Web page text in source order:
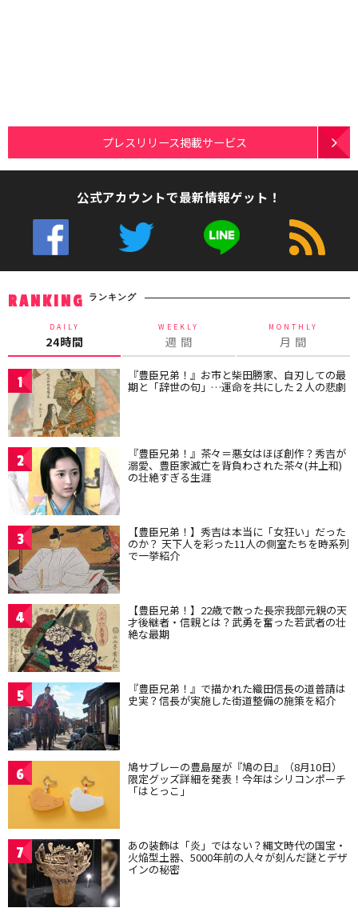
プレスリリース掲載サービス
公式アカウントで最新情報ゲット！
RANKING ランキング
DAILY
24時間
WEEKLY
週 間
MONTHLY
月 間
1 『豊臣兄弟！』お市と柴田勝家、自刃しての最
期と「辞世の句」…運命を共にした２人の悲劇
2 『豊臣兄弟！』茶々＝悪女はほぼ創作？秀吉が
溺愛、豊臣家滅亡を背負わされた茶々(井上和)
の壮絶すぎる生涯
3 【豊臣兄弟！】秀吉は本当に「女狂い」だった
のか？ 天下人を彩った11人の側室たちを時系列
で一挙紹介
4 【豊臣兄弟！】22歳で散った長宗我部元親の天
才後継者・信親とは？武勇を奮った若武者の壮
絶な最期
5 『豊臣兄弟！』で描かれた織田信長の道普請は
史実？信長が実施した街道整備の施策を紹介
6 鳩サブレーの豊島屋が『鳩の日』（8月10日）
限定グッズ詳細を発表！今年はシリコンポーチ
「はとっこ」
7 あの装飾は「炎」ではない？縄文時代の国宝・
火焔型土器、5000年前の人々が刻んだ謎とデザ
インの秘密